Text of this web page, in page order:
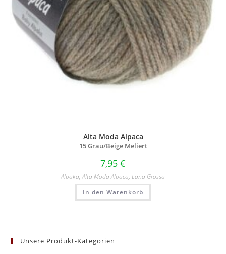
Alta Moda Alpaca
15 Grau/Beige Meliert
7,95 €
Alpaka,Alta Moda Alpaca, Lana Grossa
In den Warenkorb
Unsere Produkt-Kategorien